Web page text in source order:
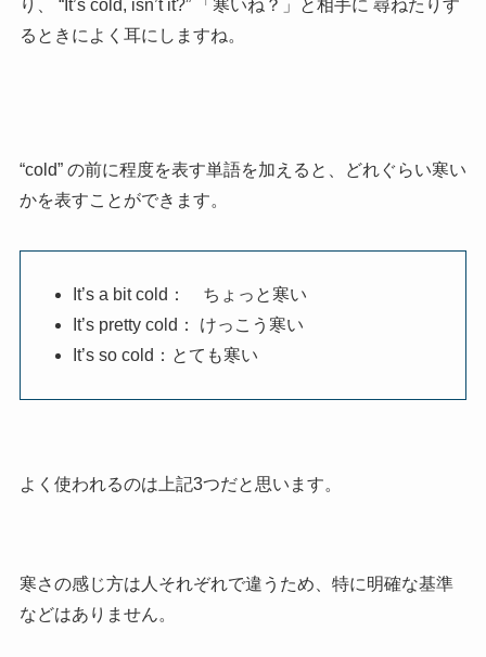
り、 “It’s cold, isn’t it?” 「寒いね？」と相手に 尋ねたりす
るときによく耳にしますね。
“cold” の前に程度を表す単語を加えると、どれぐらい寒い
かを表すことができます。
It’s a bit cold： ちょっと寒い
It’s pretty cold： けっこう寒い
It’s so cold：とても寒い
よく使われるのは上記3つだと思います。
寒さの感じ方は人それぞれで違うため、特に明確な基準
などはありません。